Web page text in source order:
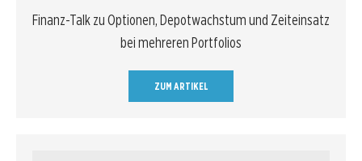
Finanz-Talk zu Optionen, Depotwachstum und Zeiteinsatz
bei mehreren Portfolios
ZUM ARTIKEL